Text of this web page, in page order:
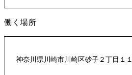
働く場所
神奈川県川崎市川崎区砂子２丁目１